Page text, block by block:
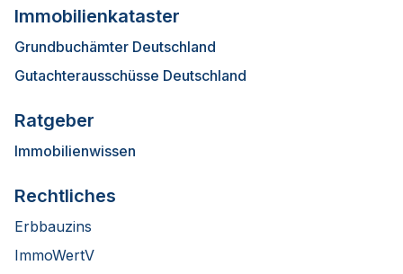
Immobilienkataster
Grundbuchämter Deutschland
Gutachterausschüsse Deutschland
Ratgeber
Immobilienwissen
Rechtliches
Erbbauzins
ImmoWertV